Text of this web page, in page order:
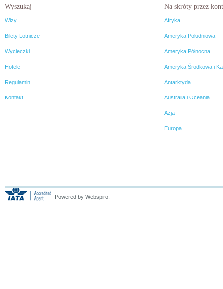
Wyszukaj
Wizy
Bilety Lotnicze
Wycieczki
Hotele
Regulamin
Kontakt
Na skróty przez
Afryka
Ameryka Południowa
Ameryka Północna
Ameryka Środkowa i
Antarktyda
Australia i Oceania
Azja
Europa
Powered by Webspiro.